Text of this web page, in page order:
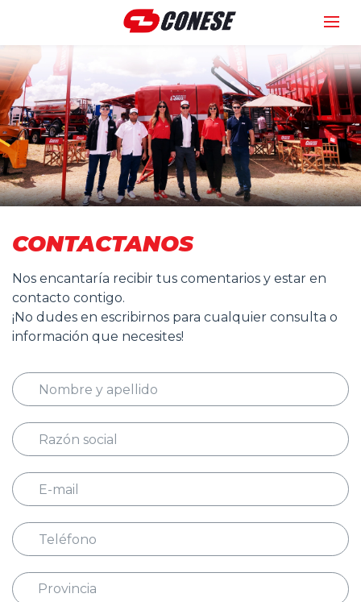
CONTACTANOS
Nos encantaría recibir tus comentarios y estar en
contacto contigo.
¡No dudes en escribirnos para cualquier consulta o
información que necesites!